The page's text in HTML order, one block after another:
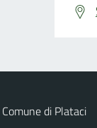
Comune di Plataci